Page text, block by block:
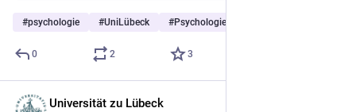
#psychologie #UniLübeck #Psychologiestudium
0 2 3
Universität zu Lübeck